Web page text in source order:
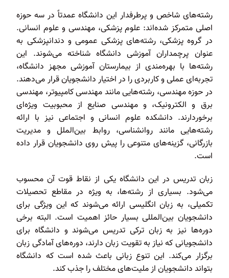
رشته‌های شاخص و پرطرفدار این دانشگاه عمدتاً در سه حوزه
اصلی متمرکز شده‌اند: علوم پزشکی، مهندسی و علوم انسانی.
در گروه پزشکی، رشته‌های پزشکی عمومی و دندانپزشکی به
عنوان پرچمداران آموزشی دانشگاه شناخته می‌شوند. این
رشته‌ها با بهره‌مندی از بیمارستان آموزشی مجهز دانشگاه،
تجربه‌ای عملی و کاربردی را در اختیار دانشجویان قرار می‌دهند.
در حوزه مهندسی، رشته‌هایی مانند مهندسی کامپیوتر، مهندسی
برق و الکترونیک، و مهندسی صنایع از محبوبیت ویژه‌ای
برخوردارند. دانشکده علوم انسانی و اجتماعی نیز با ارائه
رشته‌هایی مانند روانشناسی، روابط بین‌الملل و مدیریت
بازرگانی، گزینه‌های متنوعی را پیش روی دانشجویان قرار داده
است.
زبان تدریس در این دانشگاه یکی از نقاط قوت آن محسوب
می‌شود. بسیاری از رشته‌ها، به ویژه در مقاطع تحصیلات
تکمیلی، به زبان انگلیسی ارائه می‌شوند که این ویژگی برای
دانشجویان بین‌المللی بسیار حائز اهمیت است. البته برخی
دوره‌ها نیز به زبان ترکی تدریس می‌شوند و دانشگاه برای
دانشجویانی که نیاز به تقویت زبان دارند، دوره‌های آمادگی زبان
برگزار می‌کند. این تنوع زبانی باعث شده است که دانشگاه
بتواند دانشجویان از ملیت‌های مختلف را جذب کند.